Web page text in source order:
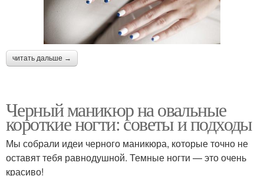
читать дальше →
Черный маникюр на овальные
короткие ногти: советы и подходы
Мы собрали идеи черного маникюра, которые точно не
оставят тебя равнодушной. Темные ногти — это очень
красиво!